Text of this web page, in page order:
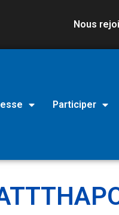
Nous
Participer